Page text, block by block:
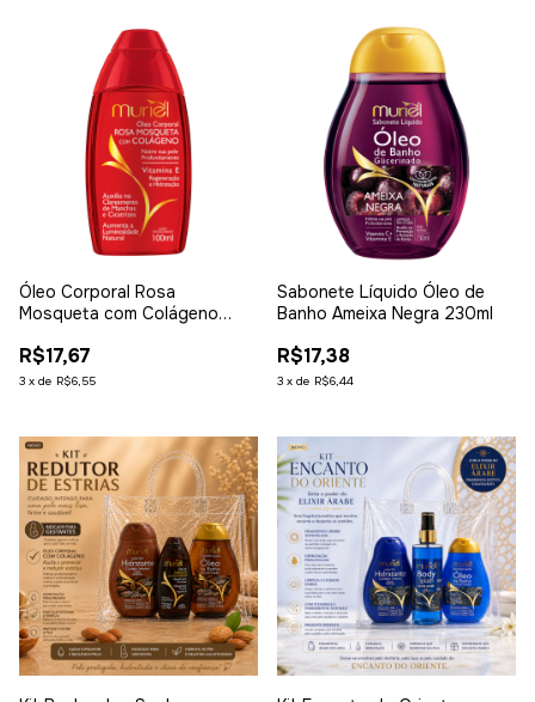
Óleo Corporal Rosa
Mosqueta com Colágeno
R$17,67
3 x de R$6,55
Sabonete Líquido Óleo de
Banho Ameixa Negra 230ml
R$17,38
3 x de R$6,44